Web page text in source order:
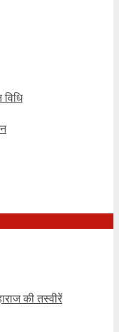
की तस्वीरें